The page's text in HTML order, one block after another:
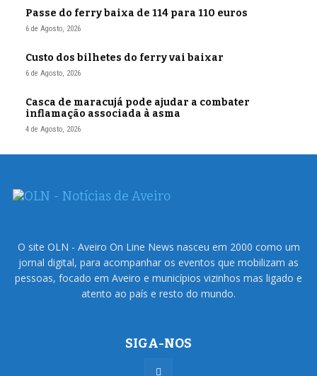
Passe do ferry baixa de 114 para 110 euros
6 de Agosto, 2026
Custo dos bilhetes do ferry vai baixar
6 de Agosto, 2026
Casca de maracujá pode ajudar a combater
inflamação associada à asma
4 de Agosto, 2026
O site OLN - Aveiro On Line News nasceu em 2000 como um
jornal digital, para acompanhar os eventos que mobilizam as
pessoas, focado em Aveiro e municípios vizinhos mas ligado e
atento ao país e resto do mundo.
SIGA-NOS